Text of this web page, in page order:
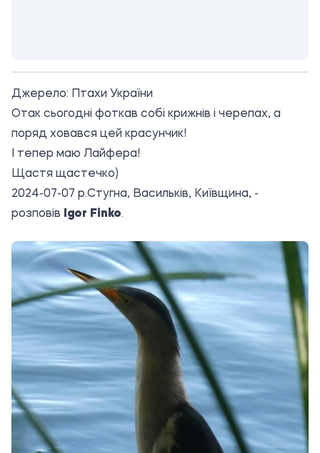
Джерело:
Птахи України
Отак сьогодні фоткав собі крижнів і черепах, а
поряд ховався цей красунчик!
І тепер маю Лайфера!
Щастя щастечко)
2024-07-07 р.Стугна, Васильків, Київщина, -
розповів
Igor Finko.